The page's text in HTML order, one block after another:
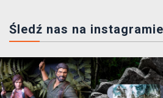
Śledź nas na instagramie